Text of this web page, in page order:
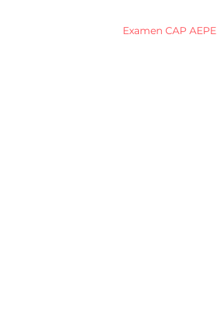
Examen CAP AEPE